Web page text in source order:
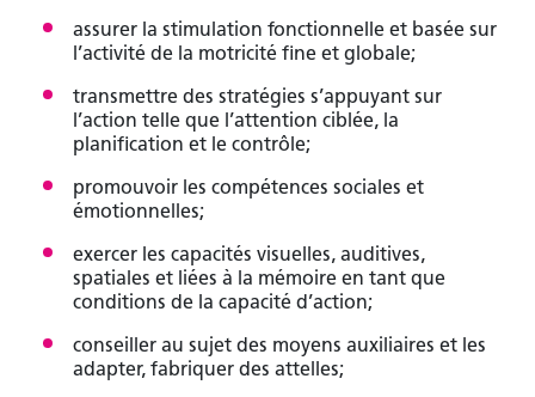
assurer la stimulation fonctionnelle et basée sur
l’activité de la motricité fine et globale;
transmettre des stratégies s’appuyant sur
l’action telle que l’attention ciblée, la
planification et le contrôle;
promouvoir les compétences sociales et
émotionnelles;
exercer les capacités visuelles, auditives,
spatiales et liées à la mémoire en tant que
conditions de la capacité d’action;
conseiller au sujet des moyens auxiliaires et les
adapter, fabriquer des attelles;